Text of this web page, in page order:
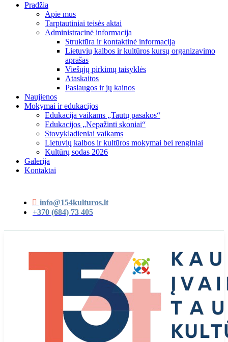
Pradžia
Apie mus
Tarptautiniai teisės aktai
Administracinė informacija
Struktūra ir kontaktinė informacija
Lietuvių kalbos ir kultūros kursų organizavimo
aprašas
Viešųjų pirkimų taisyklės
Ataskaitos
Paslaugos ir jų kainos
Naujienos
Mokymai ir edukacijos
Edukacija vaikams „Tautų pasakos“
Edukacijos „Nepažinti skoniai“
Stovykladieniai vaikams
Lietuvių kalbos ir kultūros mokymai bei renginiai
Kultūrų sodas 2026
Galerija
Kontaktai
info@154kulturos.lt
+370 (684) 73 405